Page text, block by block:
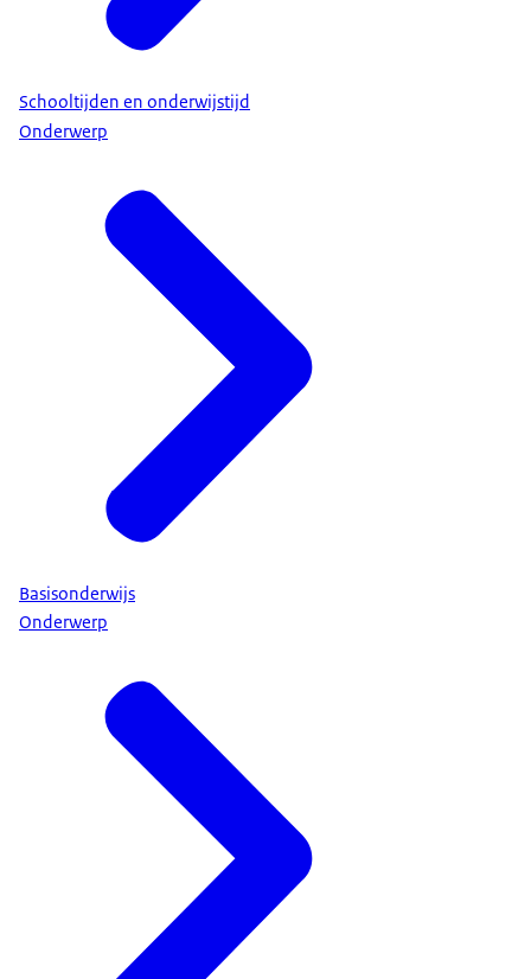
Schooltijden en onderwijstijd
Onderwerp
Basisonderwijs
Onderwerp